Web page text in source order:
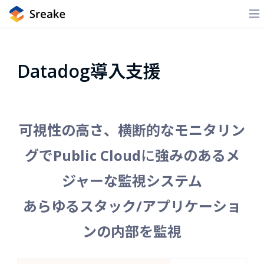
Datadog導入支援
可視性の高さ、横断的なモニタリン
グでPublic Cloudに強みのあるメ
ジャーな監視システム
あらゆるスタック/アプリケーショ
ンの内部を監視